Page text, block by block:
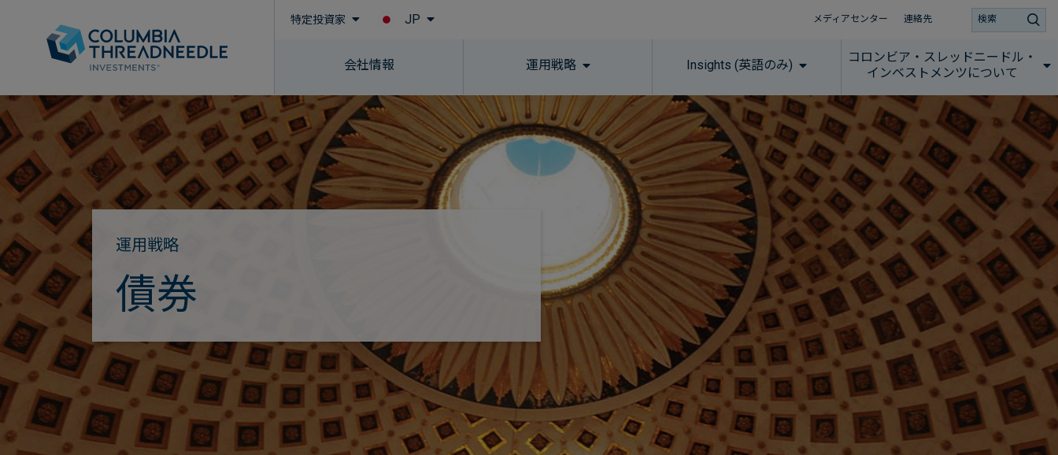
特定投資家 JP メディアセンター 連絡先
会社情報 運用戦略 Insights (英語のみ)
コロンビア・スレッドニードル・
インベストメンツについて
検索
運用戦略
債券